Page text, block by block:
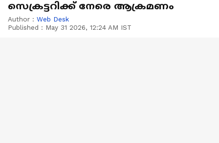
സെക്രട്ടറിക്ക് നേരെ ആക്രമണം
Author : Web Desk
Published : May 31 2026, 12:24 AM IST